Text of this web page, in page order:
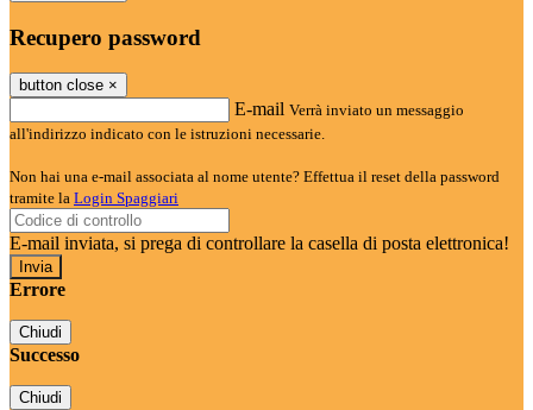
Recupero password
button close ×
E-mail Verrà inviato un messaggio
all'indirizzo indicato con le istruzioni necessarie.
Non hai una e-mail associata al nome utente? Effettua il reset della password
tramite la Login Spaggiari
E-mail inviata, si prega di controllare la casella di posta elettronica!
Errore
Chiudi
Successo
Chiudi